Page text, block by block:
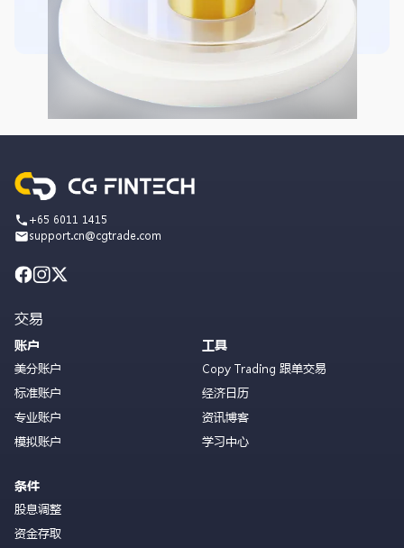
+65 6011 1415
support.cn@cgtrade.com
交易
账户
美分账户
标准账户
专业账户
模拟账户
条件
股息调整
资金存取
工具
Copy Trading 跟单交易
经济日历
资讯博客
学习中心